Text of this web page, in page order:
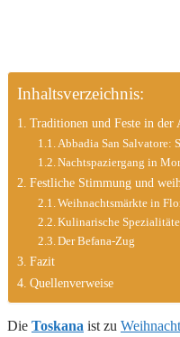
Inhaltsverzeichnis:
Traditionen und Feste in der
Abbadia San Salvatore:
Nachtspaziergang in
Festliche Stimmung und
Weihnachtsmärkte in
Kulinarische
Der Befana-Zug
Fazit
Quellenverweise
Die Toskana ist zu